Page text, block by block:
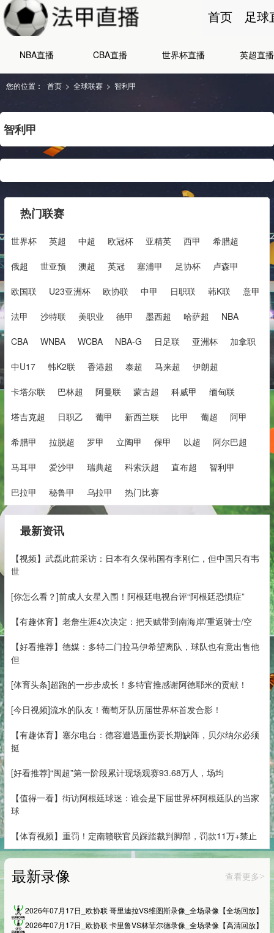
首页 足球
NBA直播 CBA直播 世界杯直播 英超直播
您的位置： 首页 > 全球联赛 > 智利甲
智利甲
热门联赛
世界杯 英超 中超 欧冠杯 亚精英 西甲 希腊超
俄超 世亚预 澳超 英冠 塞浦甲 足协杯 卢森甲
欧国联 U23亚洲杯 欧协联 中甲 日职联 韩K联 意甲
法甲 沙特联 美职业 德甲 墨西超 哈萨超 NBA
CBA WNBA WCBA NBA-G 日足联 亚洲杯 加拿职
中U17 韩K2联 香港超 泰超 马来超 伊朗超
卡塔尔联 巴林超 阿曼联 蒙古超 科威甲 缅甸联
塔吉克超 日职乙 葡甲 新西兰联 比甲 葡超 阿甲
希腊甲 拉脱超 罗甲 立陶甲 保甲 以超 阿尔巴超
马耳甲 爱沙甲 瑞典超 科索沃超 直布超 智利甲
巴拉甲 秘鲁甲 乌拉甲 热门比赛
最新资讯
【视频】武磊此前采访：日本有久保韩国有李刚仁，但中国只有韦
世
[你怎么看？]前成人女星入围！阿根廷电视台评“阿根廷恐惧症”
【有趣体育】老詹生涯4次决定：把天赋带到南海岸/重返骑士/空
【好看推荐】德媒：多特二门拉马伊希望离队，球队也有意出售他
但
[体育头条]超跑的一步步成长！多特官推感谢阿德耶米的贡献！
[今日视频]流水的队友！葡萄牙队历届世界杯首发合影！
【有趣体育】塞尔电台：德容遭遇重伤要长期缺阵，贝尔纳尔必须
挺
[好看推荐]“闽超”第一阶段累计现场观赛93.68万人，场均
【值得一看】街访阿根廷球迷：谁会是下届世界杯阿根廷队的当家
球
【体育视频】重罚！定南赣联官员踩踏裁判脚部，罚款11万+禁止
最新录像 查看更多>
2026年07月17日_欧协联 哥里迪拉VS维图斯录像_全场录像【全场回放】
2026年07月17日_欧协联 卡里鲁VS林菲尔德录像_全场录像【高清回放】